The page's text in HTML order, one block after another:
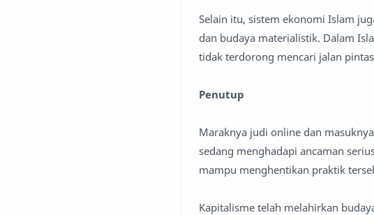
Selain itu, sistem ekonomi Islam
dan budaya materialistik. Dalam
tidak terdorong mencari jalan
Penutup
Maraknya judi online dan
sedang menghadapi ancaman
mampu menghentikan praktik
Kapitalisme telah melahirkan